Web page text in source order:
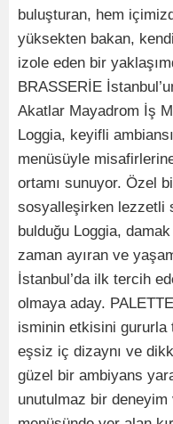
buluşturan, hem
yüksekten bakan,
izole eden bir
BRASSERİE
Akatlar Mayadrom İş
Loggia, keyifli
menüsüyle
ortamı sunuyor. Özel
sosyalleşirken lezzetli
bulduğu Loggia,
zaman ayıran ve
İstanbul’da ilk tercih
olmaya aday.
isminin etkisini gururla
eşsiz iç dizaynı ve
güzel bir ambiyans
unutulmaz bir